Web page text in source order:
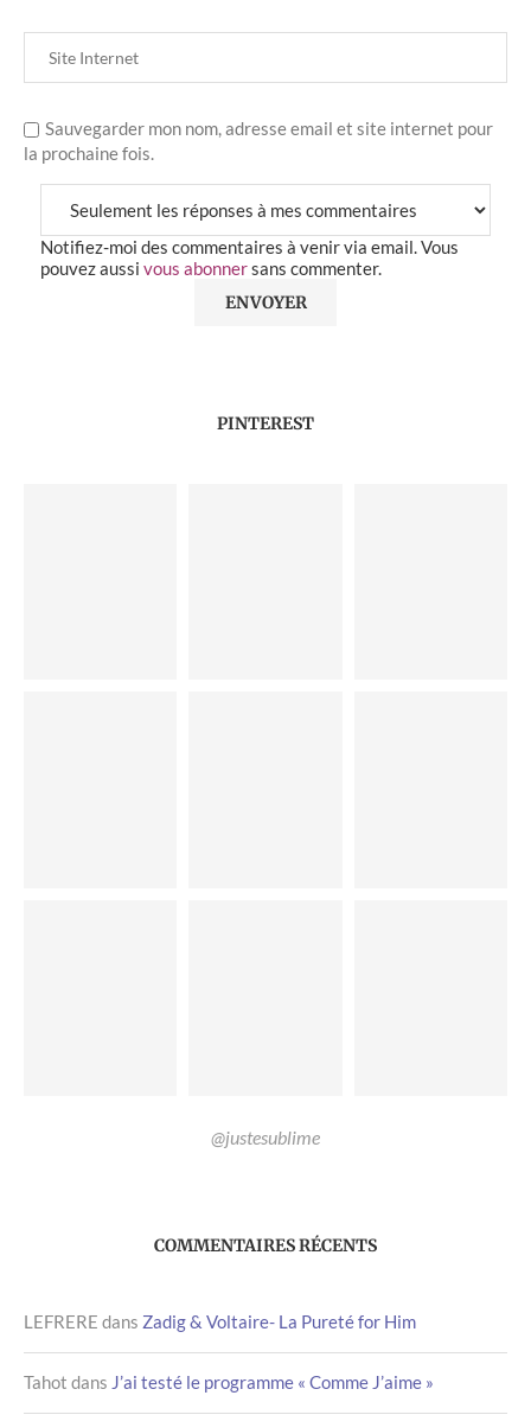
Sauvegarder mon nom, adresse email et site internet pour
la prochaine fois.
Notifiez-moi des commentaires à venir via email. Vous
pouvez aussi vous abonnersans commenter.
PINTEREST
@justesublime
COMMENTAIRES RÉCENTS
LEFRERE dans Zadig & Voltaire- La Pureté for Him
Tahot dans J’ai testé le programme « Comme J’aime »